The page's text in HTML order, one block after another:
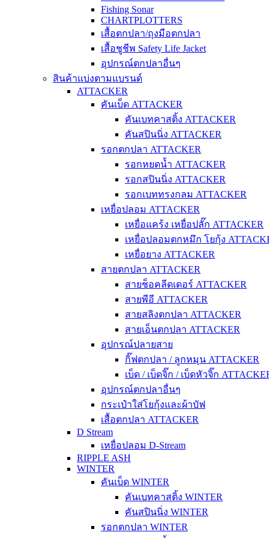
Fishing Sonar
CHARTPLOTTERS
เสื้อตกปลา/ถุงมือตกปลา
เสื้อชูชีพ Safety Life Jacket
อุปกรณ์ตกปลาอื่นๆ
สินค้าแบ่งตามแบรนด์
ATTACKER
คันเบ็ด ATTACKER
คันเบทคาสติ้ง ATTACKER
คันสปินนิ่ง ATTACKER
รอกตกปลา ATTACKER
รอกหยดน้ำ ATTACKER
รอกสปินนิ่ง ATTACKER
รอกเบททรงกลม ATTACKER
เหยื่อปลอม ATTACKER
เหยื่อแคร้ง เหยื่อปลั๊ก ATTACKER
เหยื่อปลอมตกหมึก โยกุ้ง
เหยื่อยาง ATTACKER
สายตกปลา ATTACKER
สายช็อคลีดเดอร์ ATTACKER
สายพีอี ATTACKER
สายสลิงตกปลา ATTACKER
สายเอ็นตกปลา ATTACKER
อุปกรณ์ปลายสาย
กิ๊ฟตกปลา / ลูกหมุน ATTACKER
เบ็ด / เบ็ดจิ๊ก / เบ็ดหัวจิ๊ก
อุปกรณ์ตกปลาอื่นๆ
กระเป๋าใส่โยกุ้งและผ้าบัฟ
เสื้อตกปลา ATTACKER
D Stream
เหยื่อปลอม D-Stream
RIPPLE ASH
WINTER
คันเบ็ด WINTER
คันเบทคาสติ้ง WINTER
คันสปินนิ่ง WINTER
รอกตกปลา WINTER